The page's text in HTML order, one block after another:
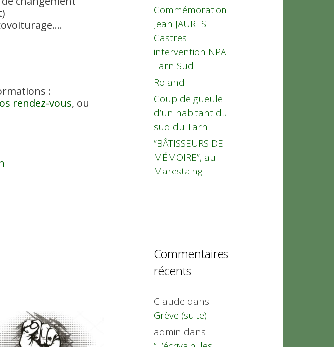
:
rendez-vous, ou
Commémoration
Jean JAURES
Castres :
intervention NPA
Tarn Sud :
Roland
Coup de gueule
d’un habitant du
sud du Tarn
“BÂTISSEURS DE
MÉMOIRE”, au
Marestaing
Commentaires
récents
Claude dans
Grève (suite)
admin dans